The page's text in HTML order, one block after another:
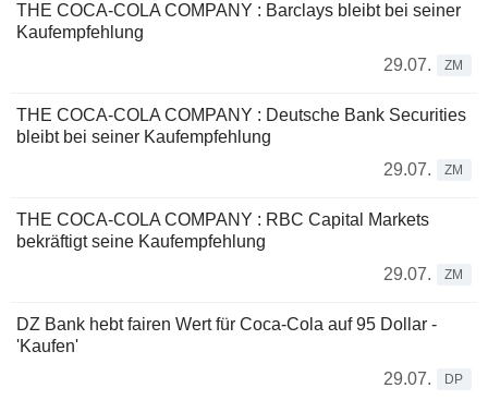
THE COCA-COLA COMPANY : Barclays bleibt bei seiner
Kaufempfehlung
29.07.
ZM
THE COCA-COLA COMPANY : Deutsche Bank Securities
bleibt bei seiner Kaufempfehlung
29.07.
ZM
THE COCA-COLA COMPANY : RBC Capital Markets
bekräftigt seine Kaufempfehlung
29.07.
ZM
DZ Bank hebt fairen Wert für Coca-Cola auf 95 Dollar -
'Kaufen'
29.07.
DP